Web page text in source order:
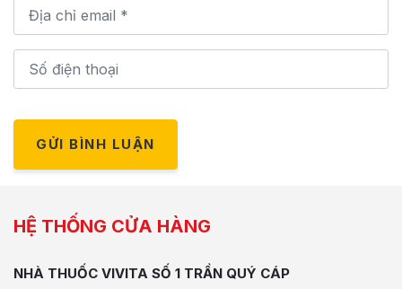
GỬI BÌNH LUẬN
HỆ THỐNG CỬA HÀNG
NHÀ THUỐC VIVITA SỐ 1 TRẦN QUÝ CÁP